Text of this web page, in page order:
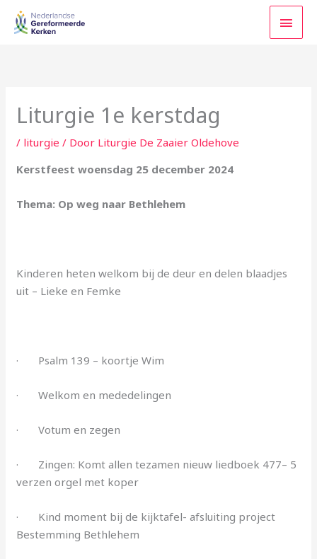
naar
Liturgie 1e kerstdag
/ liturgie / Door Liturgie De Zaaier Oldehove
Kerstfeest woensdag 25 december 2024
Thema: Op weg naar Bethlehem
Kinderen heten welkom bij de deur en delen blaadjes
uit – Lieke en Femke
· Psalm 139 – koortje Wim
· Welkom en mededelingen
· Votum en zegen
· Zingen: Komt allen tezamen nieuw liedboek 477– 5
verzen orgel met koper
· Kind moment bij de kijktafel- afsluiting project
Bestemming Bethlehem